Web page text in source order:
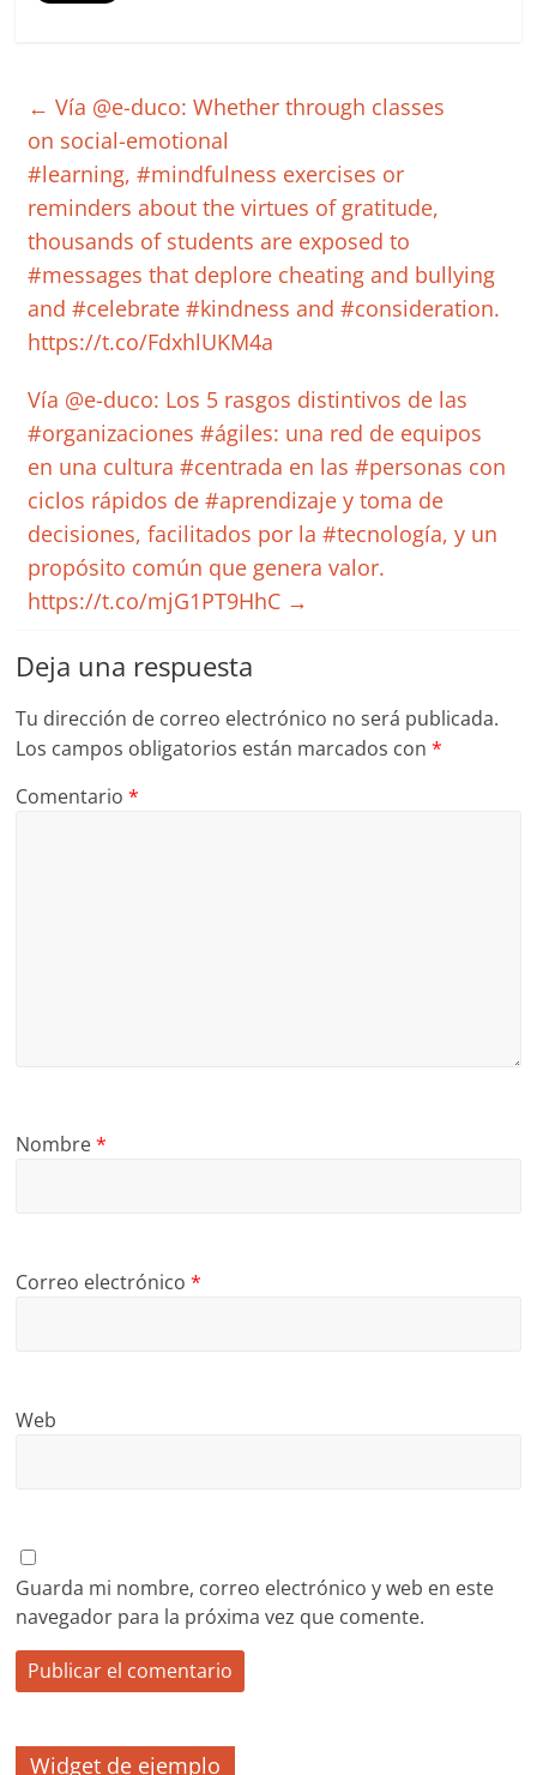
← Vía @e-duco: Whether through classes
on social-emotional
#learning, #mindfulness exercises or
reminders about the virtues of gratitude,
thousands of students are exposed to
#messages that deplore cheating and bullying
and #celebrate #kindness and #consideration.
https://t.co/FdxhlUKM4a
Vía @e-duco: Los 5 rasgos distintivos de las
#organizaciones #ágiles: una red de equipos
en una cultura #centrada en las #personas con
ciclos rápidos de #aprendizaje y toma de
decisiones, facilitados por la #tecnología, y un
propósito común que genera valor.
https://t.co/mjG1PT9HhC →
Deja una respuesta
Tu dirección de correo electrónico no será publicada.
Los campos obligatorios están marcados con*
Comentario*
Nombre*
Correo electrónico*
Web
Guarda mi nombre, correo electrónico y web en este
navegador para la próxima vez que comente.
Widget de ejemplo